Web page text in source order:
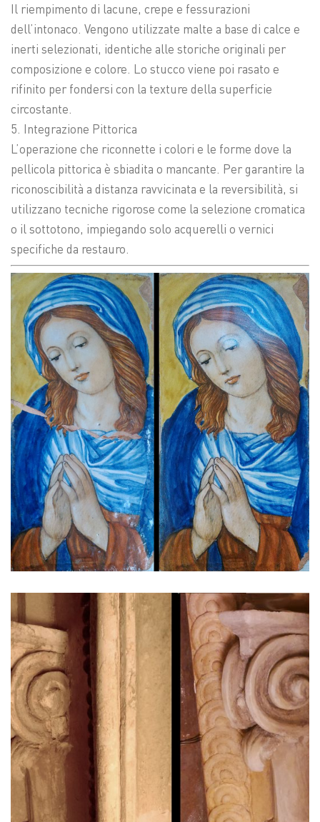
Il riempimento di lacune, crepe e fessurazioni
dell’intonaco. Vengono utilizzate malte a base di calce e
inerti selezionati, identiche alle storiche originali per
composizione e colore. Lo stucco viene poi rasato e
rifinito per fondersi con la texture della superficie
circostante.
5. Integrazione Pittorica
L’operazione che riconnette i colori e le forme dove la
pellicola pittorica è sbiadita o mancante. Per garantire la
riconoscibilità a distanza ravvicinata e la reversibilità, si
utilizzano tecniche rigorose come la selezione cromatica
o il sottotono, impiegando solo acquerelli o vernici
specifiche da restauro.